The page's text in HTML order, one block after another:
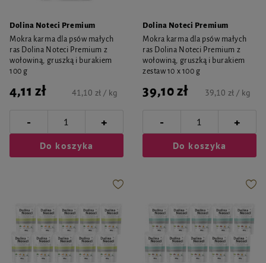
Dolina Noteci Premium
Mokra karma dla psów małych
ras Dolina Noteci Premium z
wołowiną, gruszką i burakiem
100 g
4,11 zł 41,10 zł / kg
- +
Do koszyka
Dolina Noteci Premium
Mokra karma dla psów małych
ras Dolina Noteci Premium z
wołowiną, gruszką i burakiem
zestaw 10 x 100 g
39,10 zł 39,10 zł / kg
- +
Do koszyka